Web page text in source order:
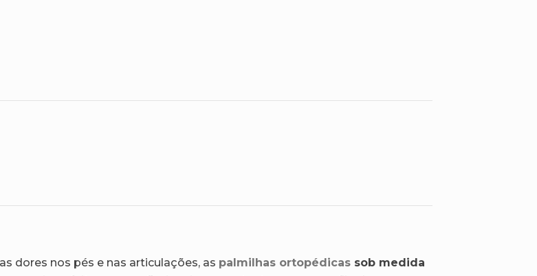
dores nos pés e nas articulações, as palmilhas ortopédicas sob medida